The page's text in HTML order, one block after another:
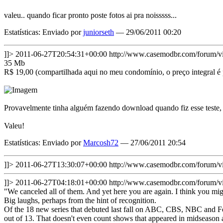
valeu.. quando ficar pronto poste fotos ai pra noisssss...
Estatísticas: Enviado porjuniorseth — 29/06/2011 00:20
]]> 2011-06-27T20:54:31+00:00 http://www.casemodbr.com/forum/
35 Mb
R$ 19,00 (compartilhada aqui no meu condomínio, o preço integral
Provavelmente tinha alguém fazendo download quando fiz esse
Valeu!
Estatísticas: Enviado porMarcosh72 — 27/06/2011 20:54
]]> 2011-06-27T13:30:07+00:00 http://www.casemodbr.com/forum/
]]> 2011-06-27T04:18:01+00:00 http://www.casemodbr.com/forum/
"We canceled all of them. And yet here you are again. I think you
Big laughs, perhaps from the hint of recognition.
Of the 18 new series that debuted last fall on ABC, CBS, NBC and
out of 13. That doesn't even count shows that appeared in